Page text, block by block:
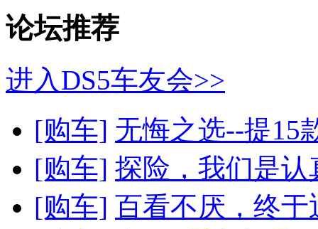
论坛推荐
进入DS5车友会>>
[购车] 无悔之选--提15
[购车] 探险，我们是
[购车] 百看不厌，终于